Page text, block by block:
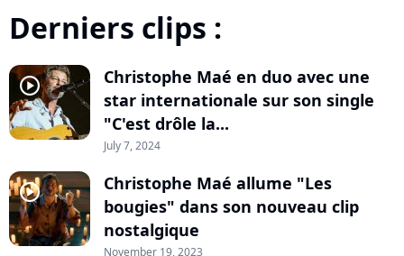
Derniers clips :
player2
Christophe Maé en duo avec une
star internationale sur son single
"C'est drôle la...
July 7, 2024
player2
Christophe Maé allume "Les
bougies" dans son nouveau clip
nostalgique
November 19, 2023